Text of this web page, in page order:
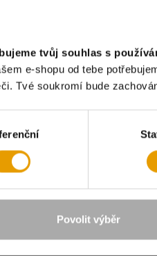
tvůj souhlas s
e-shopu od tebe
Tvé soukromí bude
Povolit výběr
BUSHMAN Club